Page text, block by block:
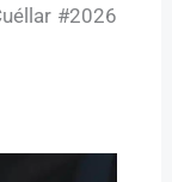
#2026